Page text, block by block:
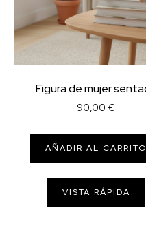
Figura de mujer
90,00€
AÑADIR AL CARRITO
VISTA RÁPIDA